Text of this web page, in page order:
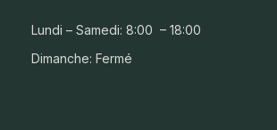
Lundi – Samedi: 8:00 – 18:00
Dimanche: Fermé